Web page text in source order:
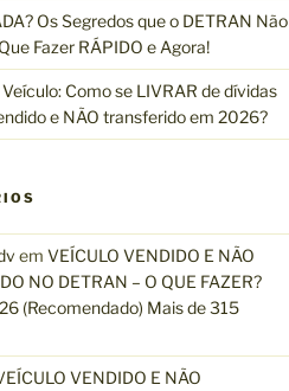
Os Segredos que o DETRAN Não
Fazer RÁPIDO e Agora!
Como se LIVRAR de dívidas
e NÃO transferido em 2026?
em VEÍCULO VENDIDO E NÃO
NO DETRAN – O QUE FAZER?
(Recomendado) Mais de 315
VENDIDO E NÃO